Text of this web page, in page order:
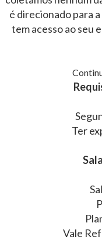
é direcionado para
tem acesso ao seu
Ter
Vale